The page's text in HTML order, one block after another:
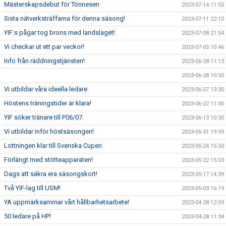
Mästerskapsdebut för Tönnesen 2023-07-14 11:55
Sista nätverksträffarna för denna säsong! 2023-07-11 22:10
YIF:s pågar tog brons med landslaget! 2023-07-08 21:54
Vi checkar ut ett par veckor! 2023-07-05 10:46
Info från räddningstjänsten! 2023-06-28 11:13
2023-06-28 10:50
Vi utbildar våra ideella ledare 2023-06-27 13:30
Höstens träningstider är klara! 2023-06-22 11:00
YIF söker tränare till P06/07. 2023-06-13 10:30
Vi utbildar inför höstsäsongen! 2023-05-31 19:59
Lottningen klar till Svenska Cupen 2023-05-24 15:50
Förlängt med stötteapparaten! 2023-05-22 15:03
Dags att säkra era säsongskort! 2023-05-17 14:39
Två YIF-lag till USM! 2023-05-03 16:19
YA uppmärksammar vårt hållbarhetsarbete! 2023-04-28 12:59
50 ledare på HP! 2023-04-28 11:34